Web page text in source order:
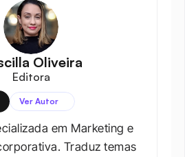
Oliveira
Editora
Ver Autor
em Marketing e
Traduz temas